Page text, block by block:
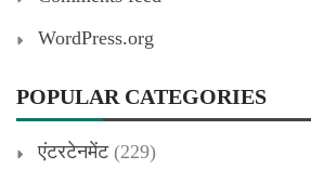
WordPress.org
POPULAR CATEGORIES
एंटरटेनमेंट(229)